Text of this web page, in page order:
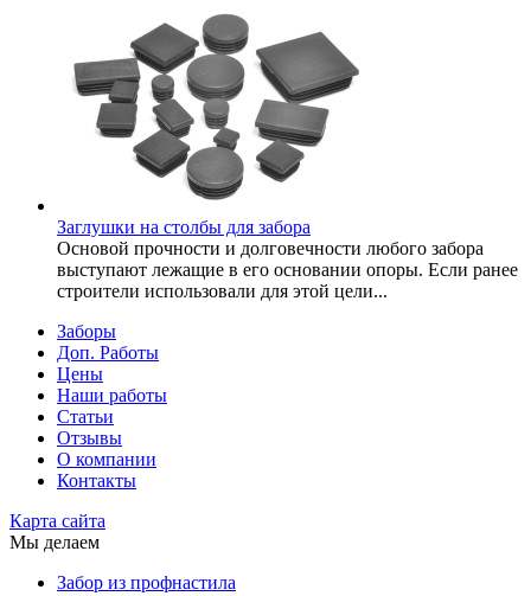
Заглушки на столбы для забора
Основой прочности и долговечности любого забора
выступают лежащие в его основании опоры. Если ранее
строители использовали для этой цели...
Заборы
Доп. Работы
Цены
Наши работы
Статьи
Отзывы
О компании
Контакты
Карта сайта
Мы делаем
Забор из профнастила